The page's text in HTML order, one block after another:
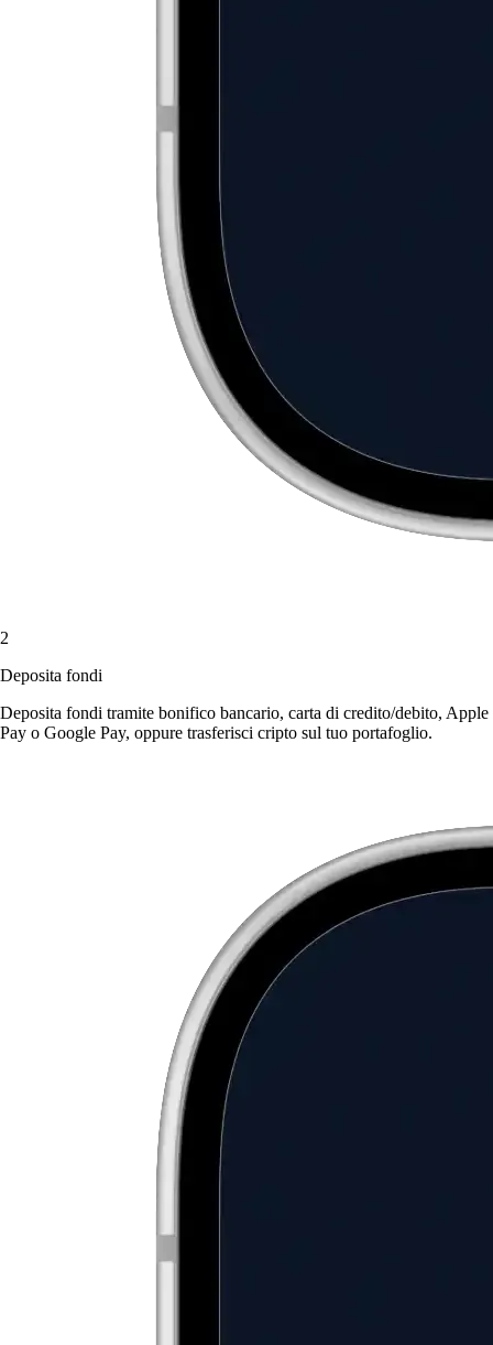
2
Deposita fondi
Deposita fondi tramite bonifico bancario, carta di credito/debito, Apple
Pay o Google Pay, oppure trasferisci cripto sul tuo portafoglio.